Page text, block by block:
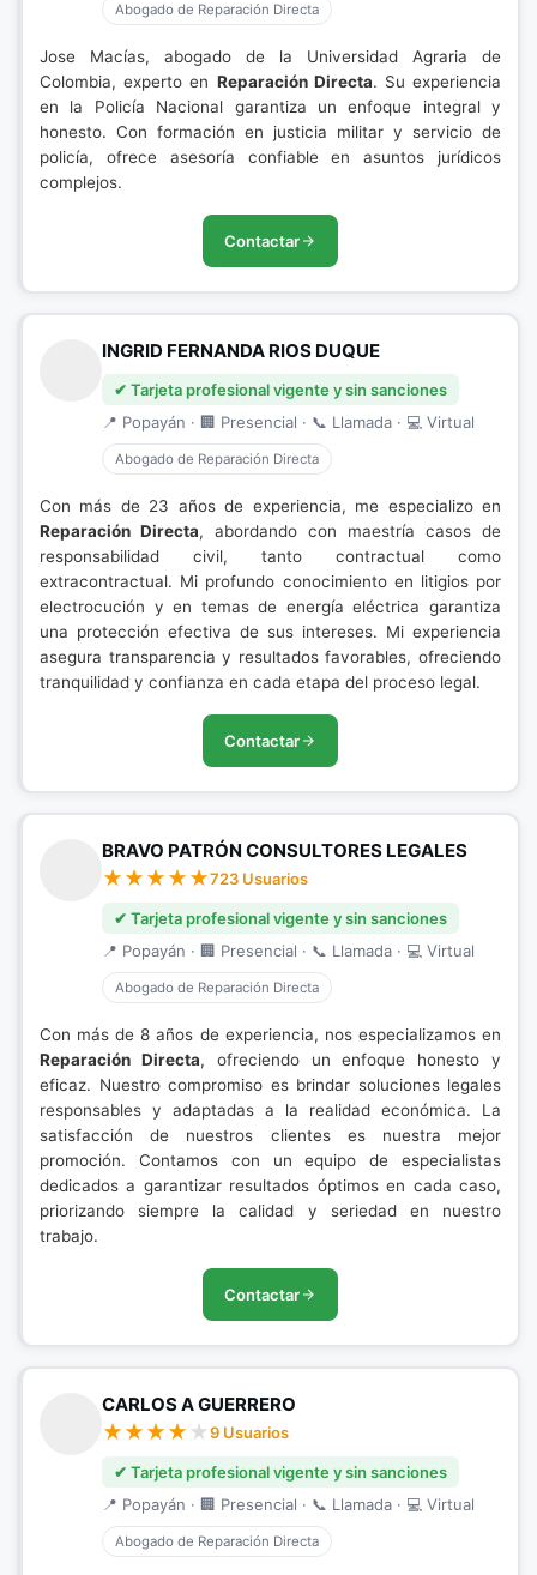
Abogado de Reparación Directa
Jose Macías, abogado de la Universidad Agraria de
Colombia, experto en Reparación Directa. Su experiencia
en la Policía Nacional garantiza un enfoque integral y
honesto. Con formación en justicia militar y servicio de
policía, ofrece asesoría confiable en asuntos jurídicos
complejos.
Contactar
INGRID FERNANDA RIOS DUQUE
✔ Tarjeta profesional vigente y sin sanciones
📍 Popayán · 🏢 Presencial · 📞 Llamada · 💻 Virtual
Abogado de Reparación Directa
Con más de 23 años de experiencia, me especializo en
Reparación Directa, abordando con maestría casos de
responsabilidad civil, tanto contractual como
extracontractual. Mi profundo conocimiento en litigios por
electrocución y en temas de energía eléctrica garantiza
una protección efectiva de sus intereses. Mi experiencia
asegura transparencia y resultados favorables, ofreciendo
tranquilidad y confianza en cada etapa del proceso legal.
Contactar
BRAVO PATRÓN CONSULTORES LEGALES
723 Usuarios
✔ Tarjeta profesional vigente y sin sanciones
📍 Popayán · 🏢 Presencial · 📞 Llamada · 💻 Virtual
Abogado de Reparación Directa
Con más de 8 años de experiencia, nos especializamos en
Reparación Directa, ofreciendo un enfoque honesto y
eficaz. Nuestro compromiso es brindar soluciones legales
responsables y adaptadas a la realidad económica. La
satisfacción de nuestros clientes es nuestra mejor
promoción. Contamos con un equipo de especialistas
dedicados a garantizar resultados óptimos en cada caso,
priorizando siempre la calidad y seriedad en nuestro
trabajo.
Contactar
CARLOS A GUERRERO
9 Usuarios
✔ Tarjeta profesional vigente y sin sanciones
📍 Popayán · 🏢 Presencial · 📞 Llamada · 💻 Virtual
Abogado de Reparación Directa